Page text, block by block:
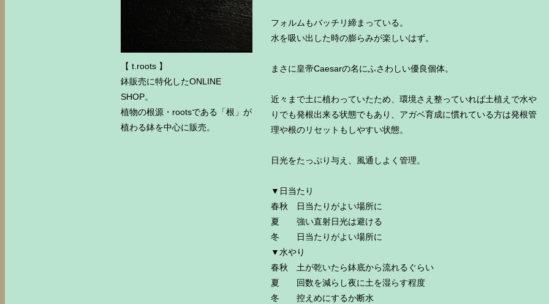
フォルムもバッチリ締まっている。
水を吸い出した時の膨らみが楽しいはず。
まさに皇帝Caesarの名にふさわしい優良個体。
近々まで土に植わっていたため、環境さえ整っていれば土植えで水や
りでも発根出来る状態でもあり、アガベ育成に慣れている方は発根管
理や根のリセットもしやすい状態。
日光をたっぷり与え、風通しよく管理。
▼日当たり
春秋 日当たりがよい場所に
夏 強い直射日光は避ける
冬 日当たりがよい場所に
▼水やり
春秋 土が乾いたら鉢底から流れるぐらい
夏 回数を減らし夜に土を湿らす程度
冬 控えめにするか断水
【 t.roots 】
鉢販売に特化したONLINE
SHOP。
植物の根源・rootsである「根」が
植わる鉢を中心に販売。